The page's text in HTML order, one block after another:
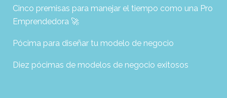
Cinco premisas para manejar el tiempo como una Pro
Emprendedora 🚀
Pócima para diseñar tu modelo de negocio
Diez pócimas de modelos de negocio exitosos